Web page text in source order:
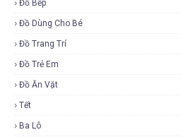
Đồ Bếp
Đồ Dùng Cho Bé
Đồ Trang Trí
Đồ Trẻ Em
Đồ Ăn Vặt
Tết
Ba Lô